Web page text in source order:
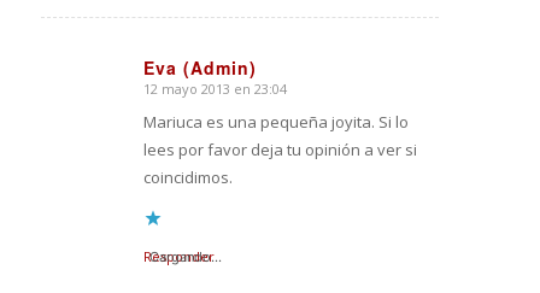
Eva (Admin)
Dice:
12 mayo 2013 en 23:04
Mariuca es una pequeña joyita. Si lo
lees por favor deja tu opinión a ver si
coincidimos.
Cargando...
Responder